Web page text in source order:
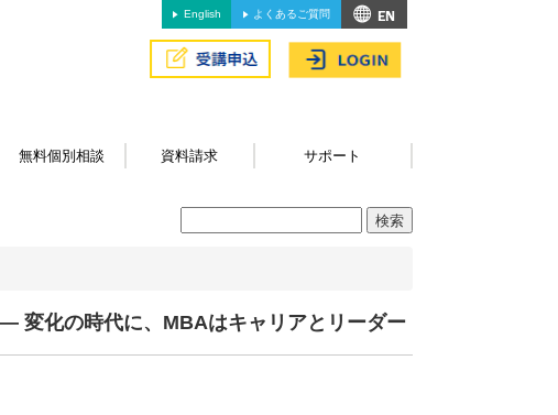
English よくあるご質問
無料個別相談 資料請求 サポート
変化の時代に、MBAはキャリアとリーダー